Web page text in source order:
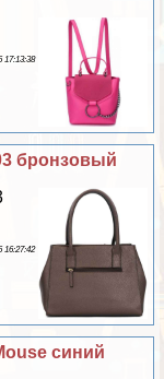
17:13:38
бронзовый
16:27:42
синий